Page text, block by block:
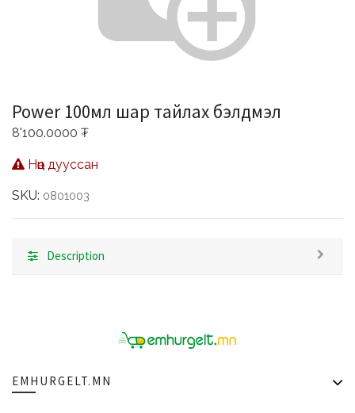
Power 100мл шар тайлах бэлдмэл
8'100.0000 ₮
Нөөц дууссан
SKU: 0801003
Description
EMHURGELT.MN